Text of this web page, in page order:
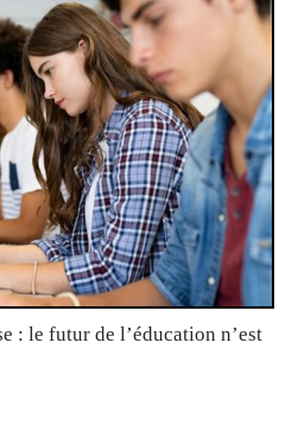
: le futur de l’éducation n’est